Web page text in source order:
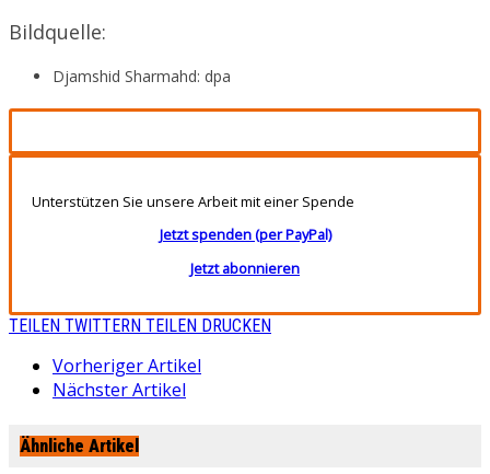
Bildquelle:
Djamshid Sharmahd: dpa
Unterstützen Sie unsere Arbeit mit einer Spende
Jetzt spenden (per PayPal)
Jetzt abonnieren
TEILEN TWITTERN TEILEN DRUCKEN
Vorheriger Artikel
Nächster Artikel
Ähnliche Artikel